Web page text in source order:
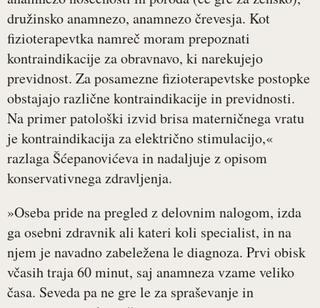
družinsko anamnezo, anamnezo črevesja. Kot
fizioterapevtka namreč moram prepoznati
kontraindikacije za obravnavo, ki narekujejo
previdnost. Za posamezne fizioterapevtske postopke
obstajajo različne kontraindikacije in previdnosti.
Na primer patološki izvid brisa materničnega vratu
je kontraindikacija za električno stimulacijo,«
razlaga Šćepanovićeva in nadaljuje z opisom
konservativnega zdravljenja.
»Oseba pride na pregled z delovnim nalogom, izda
ga osebni zdravnik ali kateri koli specialist, in na
njem je navadno zabeležena le diagnoza. Prvi obisk
včasih traja 60 minut, saj anamneza vzame veliko
časa. Seveda pa ne gre le za spraševanje in